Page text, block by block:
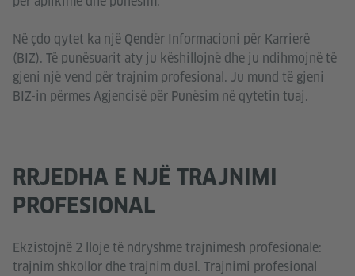
Në çdo qytet ka një Qendër Informacioni për Karrierë
(BIZ). Të punësuarit aty ju këshillojnë dhe ju ndihmojnë të
gjeni një vend për trajnim profesional. Ju mund të gjeni
BIZ-in përmes Agjencisë për Punësim në qytetin tuaj.
RRJEDHA E NJË TRAJNIMI
PROFESIONAL
Ekzistojnë 2 lloje të ndryshme trajnimesh profesionale:
trajnim shkollor dhe trajnim dual. Trajnimi profesional